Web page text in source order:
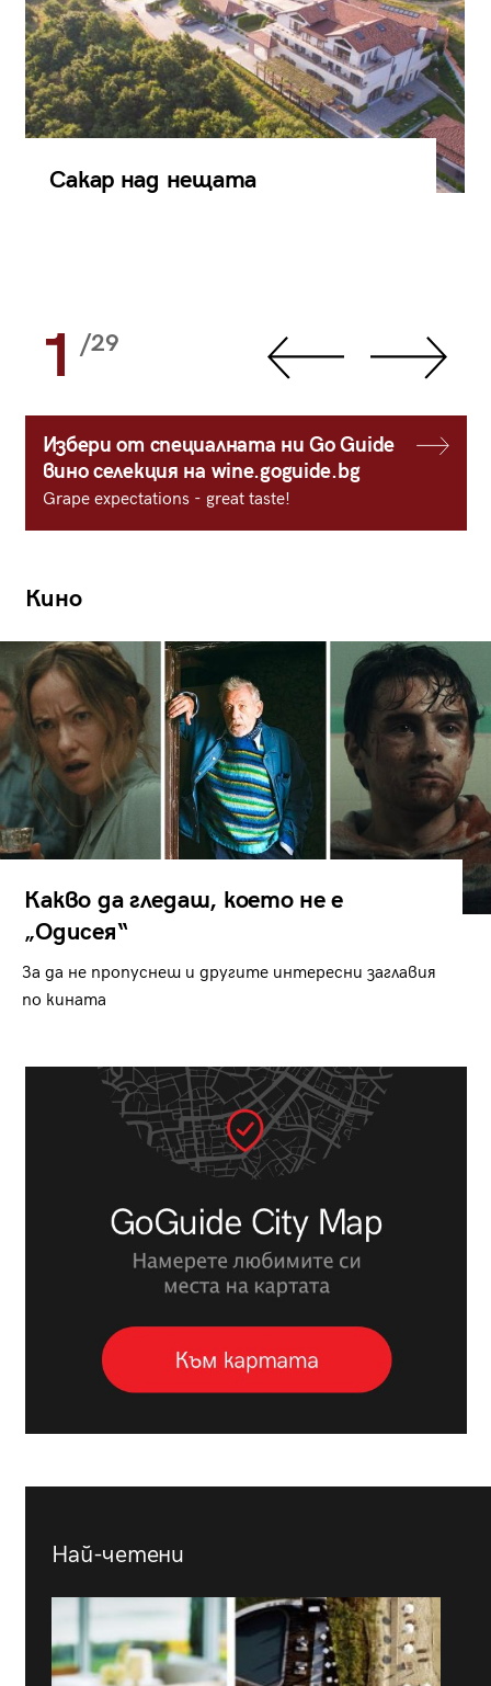
Сакар над нещата
1 /29
Избери от специалната ни Go Guide
вино селекция на wine.goguide.bg
Grape expectations - great taste!
Кино
Какво да гледаш, което не е
„Одисея“
За да не пропуснеш и другите интересни заглавия
по кината
Най-четени